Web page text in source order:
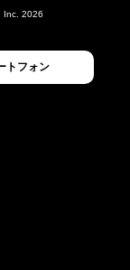
2026
トフォン